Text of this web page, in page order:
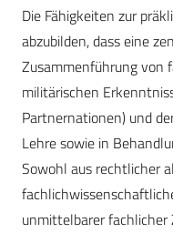
Die Fähigkeiten zur
abzubilden, dass eine
Zusammenführung von
militärischen
Partnernationen) und
Lehre sowie in
Sowohl aus rechtlicher
unmittelbarer